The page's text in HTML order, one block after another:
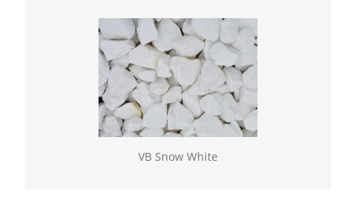
VB Snow White
VB Snow White
Geselecteerde natuurlijke gesteenten, verkrijgbaar
los of in BigBag. Vulling gebroken (60/100)